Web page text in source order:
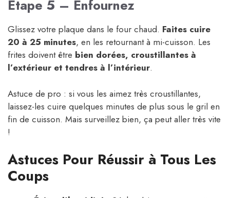
Étape 5 – Enfournez
Glissez votre plaque dans le four chaud. Faites cuire
20 à 25 minutes, en les retournant à mi-cuisson. Les
frites doivent être bien dorées, croustillantes à
l’extérieur et tendres à l’intérieur.
Astuce de pro : si vous les aimez très croustillantes,
laissez-les cuire quelques minutes de plus sous le gril en
fin de cuisson. Mais surveillez bien, ça peut aller très vite
!
Astuces Pour Réussir à Tous Les
Coups